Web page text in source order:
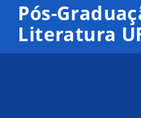
Pós-
Literatura